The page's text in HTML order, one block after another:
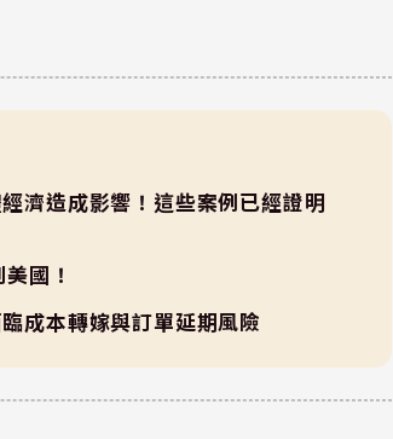
濟造成影響！這些案例已經證明
國！
成本轉嫁與訂單延期風險